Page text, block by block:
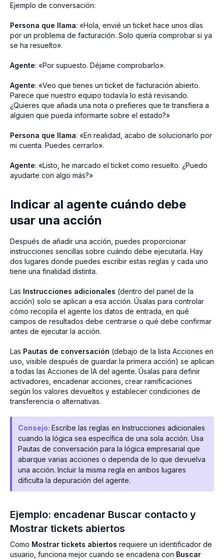
Ejemplo de conversación:
Persona que llama: «Hola, envié un ticket hace unos días
por un problema de facturación. Solo quería comprobar si ya
se ha resuelto».
Agente: «Por supuesto. Déjame comprobarlo».
Agente: «Veo que tienes un ticket de facturación abierto.
Parece que nuestro equipo todavía lo está revisando.
¿Quieres que añada una nota o prefieres que te transfiera a
alguien que pueda informarte sobre el estado?»
Persona que llama: «En realidad, acabo de solucionarlo por
mi cuenta. Puedes cerrarlo».
Agente: «Listo, he marcado el ticket como resuelto. ¿Puedo
ayudarte con algo más?»
Indicar al agente cuándo debe
usar una acción
Después de añadir una acción, puedes proporcionar
instrucciones sencillas sobre cuándo debe ejecutarla. Hay
dos lugares donde puedes escribir estas reglas y cada uno
tiene una finalidad distinta.
Las Instrucciones adicionales (dentro del panel de la
acción) solo se aplican a esa acción. Úsalas para controlar
cómo recopila el agente los datos de entrada, en qué
campos de resultados debe centrarse o qué debe confirmar
antes de ejecutar la acción.
Las Pautas de conversación (debajo de la lista Acciones en
uso, visible después de guardar la primera acción) se aplican
a todas las Acciones de IA del agente. Úsalas para definir
activadores, encadenar acciones, crear ramificaciones
según los valores devueltos y establecer condiciones de
transferencia o alternativas.
Consejo: Escribe las reglas en Instrucciones adicionales
cuando la lógica sea específica de una sola acción. Usa
Pautas de conversación para la lógica empresarial que
abarque varias acciones o dependa de lo que devuelva
una acción. Incluir la misma regla en ambos lugares
dificulta la depuración del agente.
Ejemplo: encadenar Buscar contacto y
Mostrar tickets abiertos
Como Mostrar tickets abiertos requiere un identificador de
usuario, funciona mejor cuando se encadena con Buscar